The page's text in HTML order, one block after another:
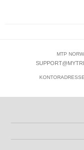
MTP